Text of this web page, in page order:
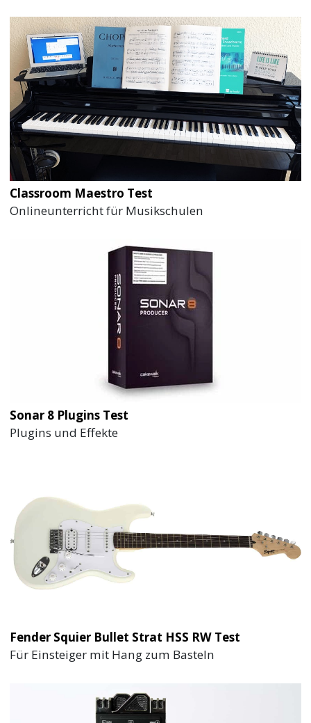
Classroom Maestro Test
Onlineunterricht für Musikschulen
Sonar 8 Plugins Test
Plugins und Effekte
Fender Squier Bullet Strat HSS RW Test
Für Einsteiger mit Hang zum Basteln